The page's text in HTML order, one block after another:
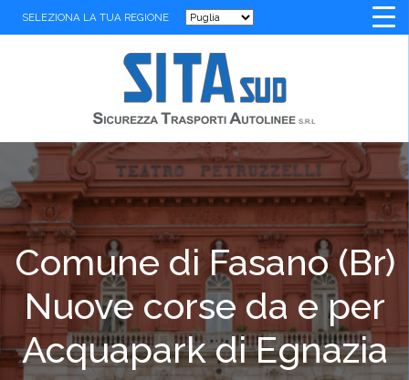
SELEZIONA LA TUA REGIONE
Comune di Fasano (Br)
Nuove corse da e per
Acquapark di Egnazia